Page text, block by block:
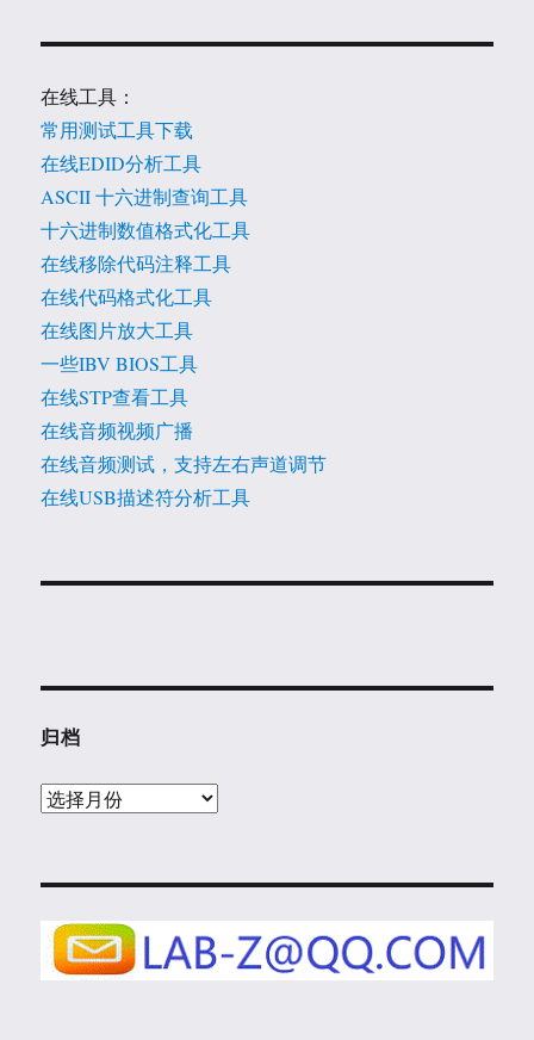
在线工具：
常用测试工具下载
在线EDID分析工具
ASCII 十六进制查询工具
十六进制数值格式化工具
在线移除代码注释工具
在线代码格式化工具
在线图片放大工具
一些IBV BIOS工具
在线STP查看工具
在线音频视频广播
在线音频测试，支持左右声道调节
在线USB描述符分析工具
归档
归